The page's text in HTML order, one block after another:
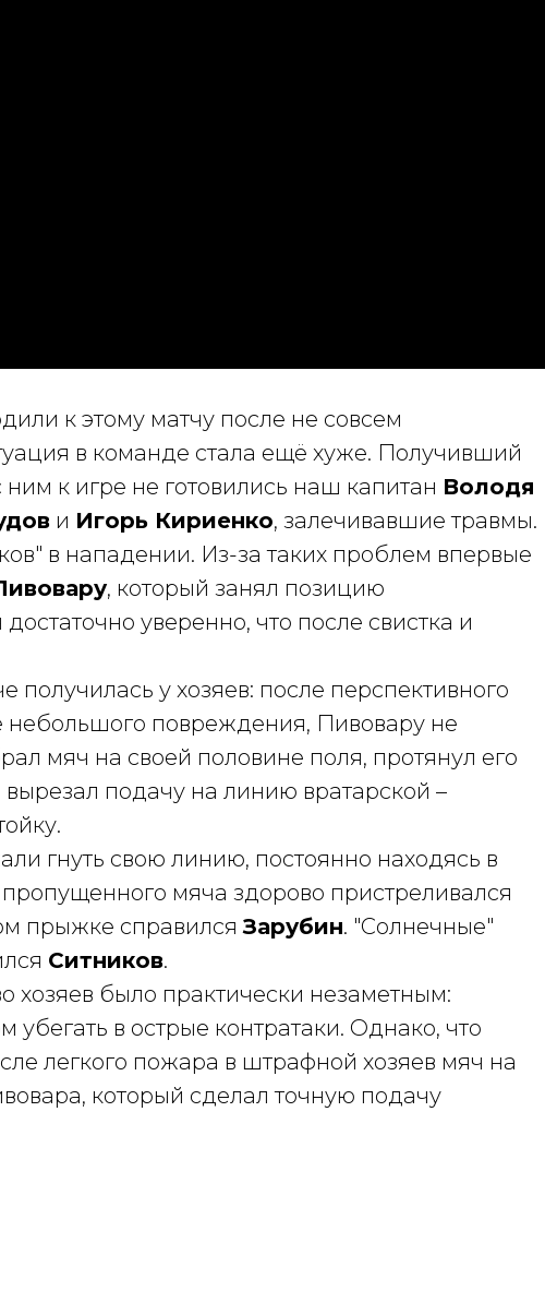
к этому матчу после не совсем
в команде стала ещё хуже. Получивший
к игре не готовились наш капитан Володя
и Игорь Кириенко, залечивавшие травмы.
в нападении. Из-за таких проблем впервые
, который занял позицию
уверенно, что после свистка и
у хозяев: после перспективного
небольшого повреждения, Пивовару не
мяч на своей половине поля, протянул его
вырезал подачу на линию вратарской –
гнуть свою линию, постоянно находясь в
мяча здорово пристреливался
прыжке справилсяЗарубин. "Солнечные"
Ситников.
хозяев было практически незаметным:
убегать в острые контратаки. Однако, что
легкого пожара в штрафной хозяев мяч на
который сделал точную подачу